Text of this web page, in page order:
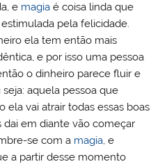
e magia é coisa linda que
pela felicidade.
ela tem então mais
e por isso uma pessoa
o dinheiro parece fluir e
aquela pessoa que
vai atrair todas essas boas
dai em diante vão começar
se com a magia, e
a partir desse momento